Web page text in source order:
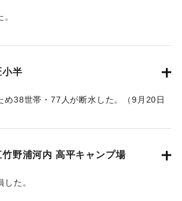
小半
め38世帯・77人が断水した。（9月20日
野浦河内 高平キャンプ場
した。